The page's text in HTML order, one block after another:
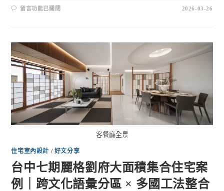
留言功能已關閉 2026-03-26
客餐廳全景
住宅室內設計 / 好文分享
台中七期麗格劉府大面積集合住宅案
例｜跨文化語彙分區 × 多國工法整合